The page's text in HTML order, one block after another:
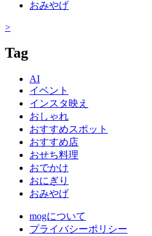
おみやげ
>
Tag
AI
イベント
インスタ映え
おしゃれ
おすすめスポット
おすすめ店
おせち料理
おでかけ
おにぎり
おみやげ
mogについて
プライバシーポリシー